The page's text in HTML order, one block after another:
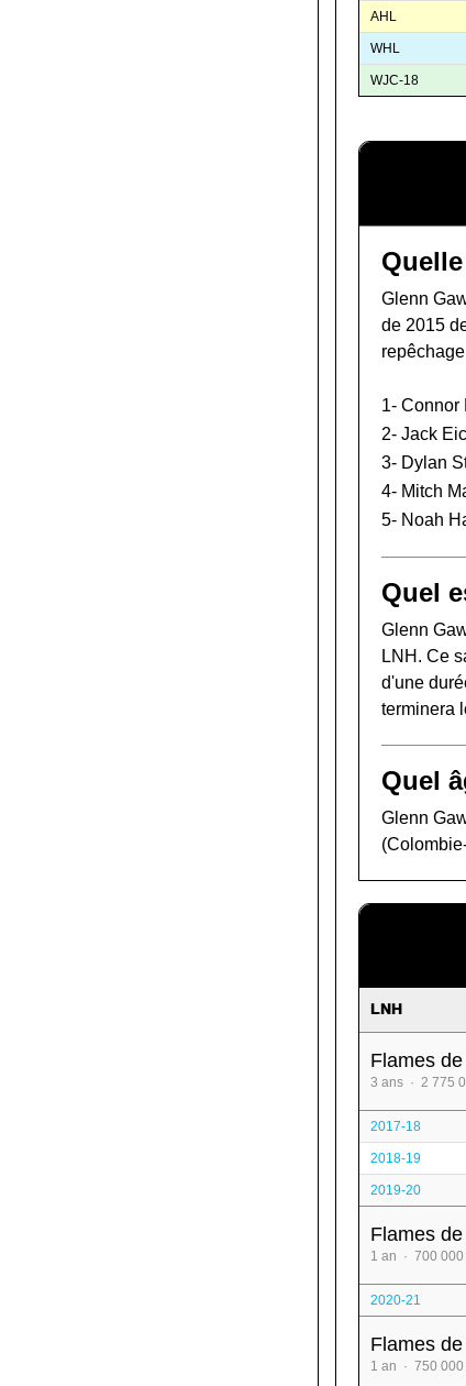
AHL
WHL
WJC-18
Glenn
de 2015
1- Connor
2- Jack
3- Dylan
4- Mitch
5- Noah
Quel
Glenn
LNH. Ce
d'une
terminera
Quel
Glenn
LNH
Flames
3 ans · 2 775
2017-18
2018-19
2019-20
Flames
1 an · 700 000
2020-21
Flames
1 an · 750 000